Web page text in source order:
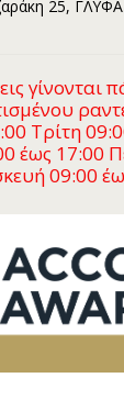
25,
γίνονται
Τρίτη
έως 17:00
09:00